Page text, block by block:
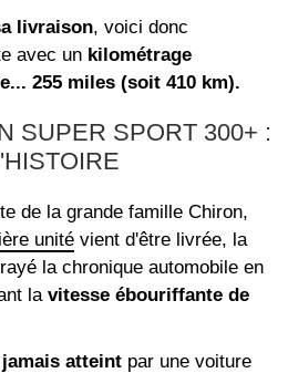
livraison, voici donc
avec un kilométrage
255 miles (soit 410 km).
SUPER SPORT 300+ :
de la grande famille Chiron,
unité vient d'être livrée, la
la chronique automobile en
la vitesse ébouriffante de
atteint par une voiture